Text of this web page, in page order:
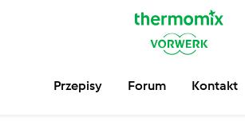
Przepisy Forum Kontakt